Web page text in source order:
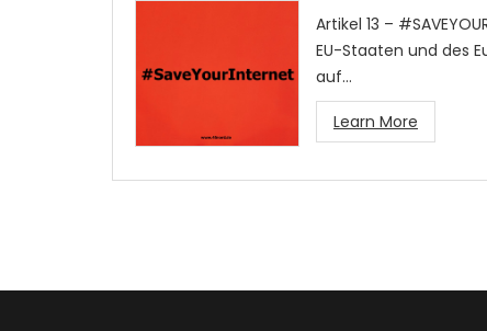
Artikel 13 –
EU-Staaten und des
auf…
Learn More